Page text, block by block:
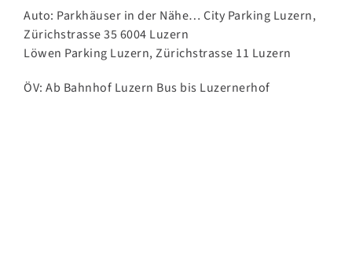
Auto: Parkhäuser in der Nähe… City Parking Luzern,
Zürichstrasse 35 6004 Luzern
Löwen Parking Luzern, Zürichstrasse 11 Luzern
ÖV: Ab Bahnhof Luzern Bus bis Luzernerhof